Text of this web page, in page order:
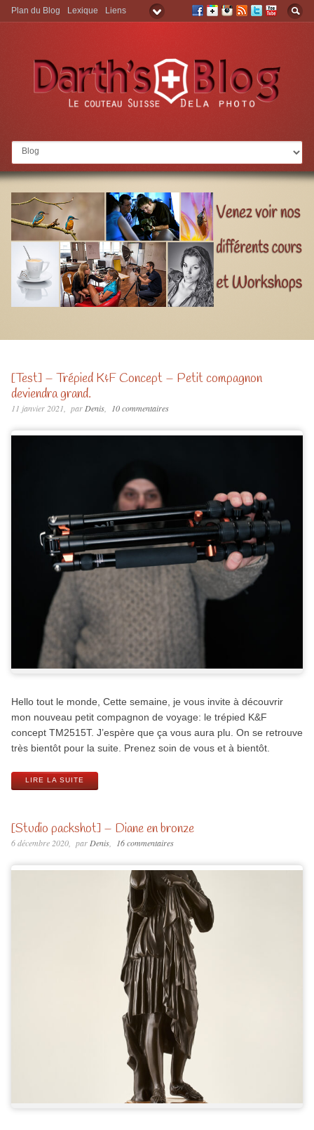
Aller à:
Plan du Blog Lexique Liens
[Test] – Trépied K&F Concept – Petit compagnon
deviendra grand.
11 janvier 2021 parDenis 10 commentaires
Hello tout le monde, Cette semaine, je vous invite à découvrir
mon nouveau petit compagnon de voyage: le trépied K&F
concept TM2515T. J’espère que ça vous aura plu. On se retrouve
très bientôt pour la suite. Prenez soin de vous et à bientôt.
LIRE LA SUITE
[Studio packshot] – Diane en bronze
6 décembre 2020 parDenis 16 commentaires